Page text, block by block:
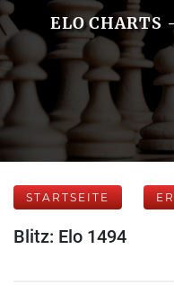
ELO CHARTS
STARTSEITE
Blitz: Elo 1494